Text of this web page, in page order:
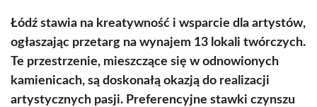
Łódź stawia na kreatywność i wsparcie dla artystów,
ogłaszając przetarg na wynajem 13 lokali twórczych.
Te przestrzenie, mieszczące się w odnowionych
kamienicach, są doskonałą okazją do realizacji
artystycznych pasji. Preferencyjne stawki czynszu